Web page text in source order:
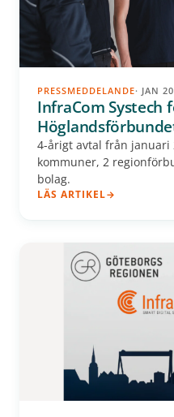
PRESSMEDDELANDE· JAN
InfraCom Systech
4-årigt avtal från januari
kommuner, 2
bolag.
LÄS ARTIKEL